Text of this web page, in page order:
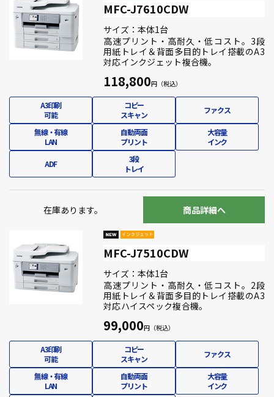
MFC-J7610CDW
サイズ：本体1台
高速プリント・高耐久・低コスト。3段
用紙トレイ＆背面多目的トレイ搭載のA3
対応インクジェット複合機。
118,800
A3印刷
可能
コピー
スキャン
ファクス
無線・有線
LAN
自動両面
プリント
大容量
インク
ADF
3段
トレイ
在庫あります。 商品詳細へ
MFC-J7510CDW
サイズ：本体1台
高速プリント・高耐久・低コスト。2段
用紙トレイ＆背面多目的トレイ搭載のA3
対応ハイスペック複合機。
99,000
A3印刷
可能
コピー
スキャン
ファクス
無線・有線
LAN
自動両面
プリント
大容量
インク